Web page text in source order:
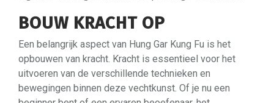
BOUW KRACHT OP
Een belangrijk aspect van Hung Gar Kung Fu is het
opbouwen van kracht. Kracht is essentieel voor het
uitvoeren van de verschillende technieken en
bewegingen binnen deze vechtkunst. Of je nu een